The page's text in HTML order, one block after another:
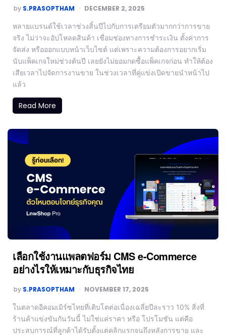
by S.PRASOPTHAM DECEMBER 2, 2025
หลายแบรนด์ใช้เวลาช่วงสิ้นปีไปกับการเตรียมตัวมากกว่าการขาย
จริง ไม่ว่าจะอัปโหลดสินค้า เชื่อมช่องทางการชำระเงิน ตั้งค่าการ
จัดส่ง หรือออกแบบหน้าเว็บไซต์ แต่เพราะความต้องการอยากเริ่ม
นับแพ็คเกจใหม่ช่วงต้นปี เลยยังไม่ยอมกดซื้อแพ็คเกจก่อน ทำให้ต้อง
เสียเวลาไปจัดการงานขาย ในช่วงเวลาที่คู่แข่งเปิดขายนำหน้าไป
แล้ว
Read More
เลือกใช้งานแพลตฟอร์ม CMS e-Commerce
อย่างไรให้เหมาะกับธุรกิจไทย
by S.PRASOPTHAM NOVEMBER 17, 2025
ในตลาดอีคอมเมิร์ซไทยที่เติบโตต่อเนื่องเฉลี่ยปีละราว 10% สิ่งที่
ร้านค้าแข่งขันกันวันนี้ ไม่ใช่แค่ราคา หรือ โปรโมชัน แต่คือ
ประสบการณ์ที่ลูกค้าได้รับตั้งแต่คลิกแรกจนถึงหลังการขาย และ